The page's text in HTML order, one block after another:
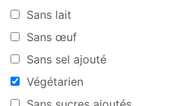
Sans lait
Sans œuf
Sans sel ajouté
Végétarien